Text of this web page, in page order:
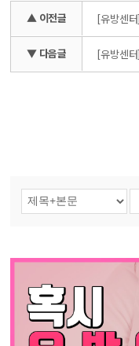
▲ 이전글
▼ 다음글